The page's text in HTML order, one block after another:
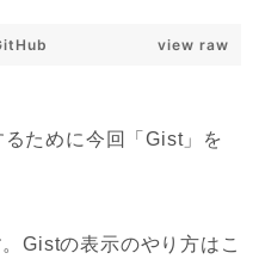
view raw
ために今回「Gist」を
Gistの表示のやり方はこ